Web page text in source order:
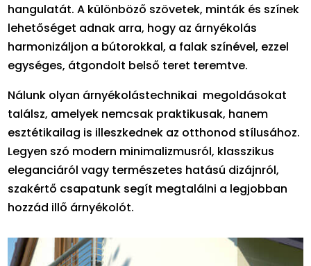
hangulatát. A különböző szövetek, minták és színek
lehetőséget adnak arra, hogy az árnyékolás
harmonizáljon a bútorokkal, a falak színével, ezzel
egységes, átgondolt belső teret teremtve.
Nálunk olyan árnyékolástechnikai megoldásokat
találsz, amelyek nemcsak praktikusak, hanem
esztétikailag is illeszkednek az otthonod stílusához.
Legyen szó modern minimalizmusról, klasszikus
eleganciáról vagy természetes hatású dizájnról,
szakértő csapatunk segít megtalálni a legjobban
hozzád illő árnyékolót.